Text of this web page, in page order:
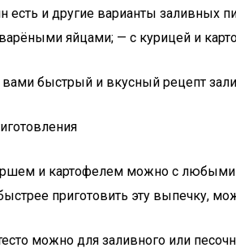
есть и другие варианты заливных
яйцами; — с курицей и
вами быстрый и вкусный рецепт
и картофелем можно с любыми
приготовить эту выпечку,
можно для заливного или